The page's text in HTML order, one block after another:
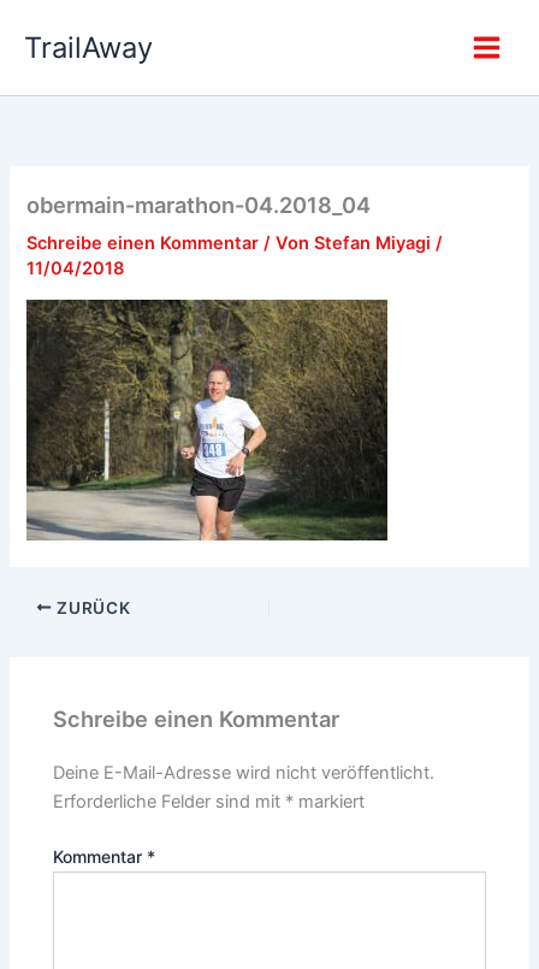
InhaltTrailAway
obermain-marathon-04.2018_04
Schreibe einen Kommentar / VonStefan Miyagi/
11/04/2018
ZURÜCK
Schreibe einen Kommentar
Deine E-Mail-Adresse wird nicht veröffentlicht.
Erforderliche Felder sind mit * markiert
Kommentar *